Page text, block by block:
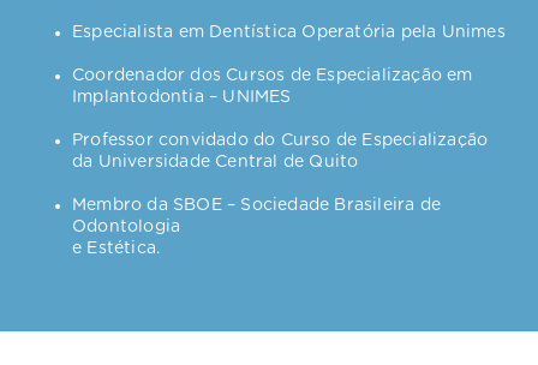
Especialista em Dentística Operatória pela Unimes
Coordenador dos Cursos de Especialização em
Implantodontia – UNIMES
Professor convidado do Curso de Especialização
da Universidade Central de Quito
Membro da SBOE – Sociedade Brasileira de
Odontologia
e Estética.